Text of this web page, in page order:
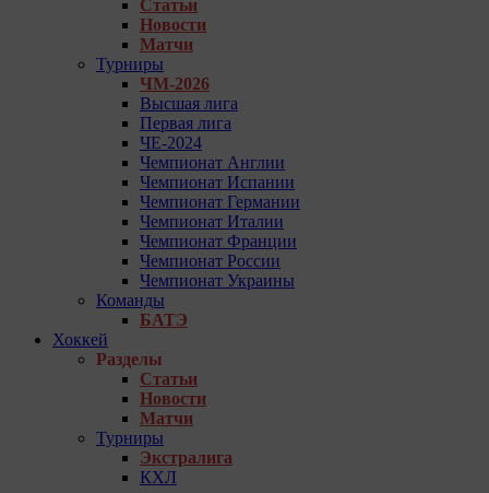
Статьи
Новости
Матчи
Турниры
ЧМ-2026
Высшая лига
Первая лига
ЧЕ-2024
Чемпионат Англии
Чемпионат Испании
Чемпионат Германии
Чемпионат Италии
Чемпионат Франции
Чемпионат России
Чемпионат Украины
Команды
БАТЭ
Хоккей
Разделы
Статьи
Новости
Матчи
Турниры
Экстралига
КХЛ